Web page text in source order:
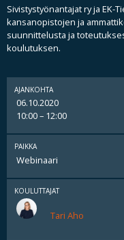
Sivistystyönantajat ry ja EK-
kansanopistojen ja
suunnittelusta ja
koulutuksen.
AJANKOHTA
06.10.2020
10:00 – 12:00
PAIKKA
Webinaari
KOULUTTAJAT
Tari Aho